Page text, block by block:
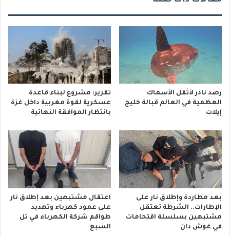
رصد نادر لأثقل الأسماك
العظمية في العالم قبالة خليج
إيلات
تقرير: مشروع لبناء قاعدة
عسكرية لقوة مغربية داخل غزة
بانتظار الموافقة النهائية
بعد مطاردة وإطلاق نار على
الإطارات.. الشرطة تعتقل
مشتبهين بسلسلة اقتحامات
في غوش دان
اعتقال مشتبهين بعد إطلاق نار
على عمود كهرباء وتهديد
طواقم شركة الكهرباء في تل
السبع